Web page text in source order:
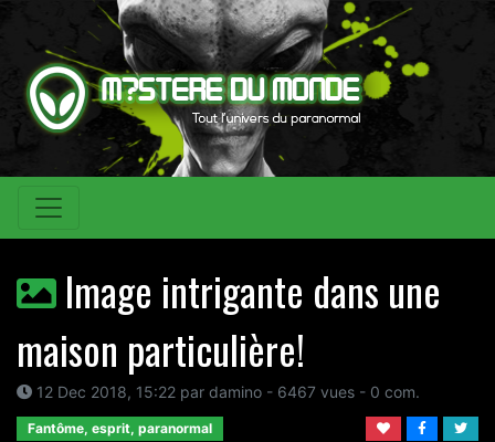
Image intrigante dans une
maison particulière!
12 Dec 2018, 15:22 par damino - 6467 vues - 0 com.
Fantôme, esprit, paranormal